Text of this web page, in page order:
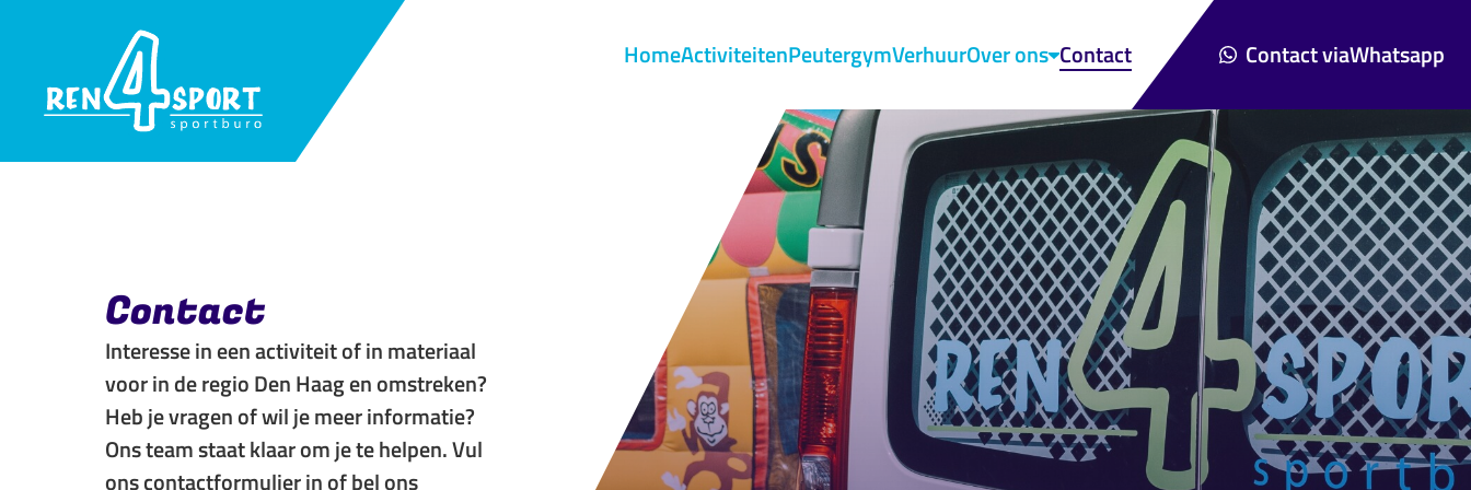
HomeActiviteitenPeutergymVerhuurOver ons Contact Contact viaWhatsapp
Contact
Interesse in een activiteit of in materiaal
voor in de regio Den Haag en omstreken?
Heb je vragen of wil je meer informatie?
Ons team staat klaar om je te helpen. Vul
ons contactformulier in of bel ons